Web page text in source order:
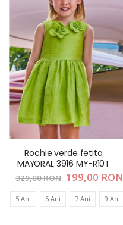
Rochie verde fetita
MAYORAL 3916 MY-R10T
329,00 RON Pret
special
199,00 RON
5 Ani 6 Ani 7 Ani 9 Ani